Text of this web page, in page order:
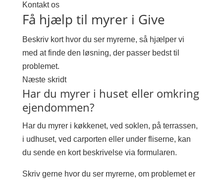
Kontakt os
Få hjælp til myrer i Give
Beskriv kort hvor du ser myrerne, så hjælper vi
med at finde den løsning, der passer bedst til
problemet.
Næste skridt
Har du myrer i huset eller omkring
ejendommen?
Har du myrer i køkkenet, ved soklen, på terrassen,
i udhuset, ved carporten eller under fliserne, kan
du sende en kort beskrivelse via formularen.
Skriv gerne hvor du ser myrerne, om problemet er